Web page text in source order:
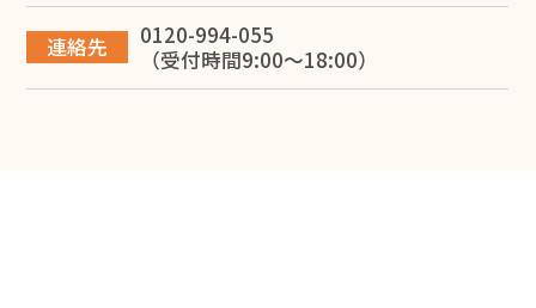
2026.06.12
【税理士監修】大阪で建設業を開業する完全ガイド！一
人親方の独立から法人化・融資まで徹底解説
連絡先
0120-994-055
（受付時間9:00～18:00）